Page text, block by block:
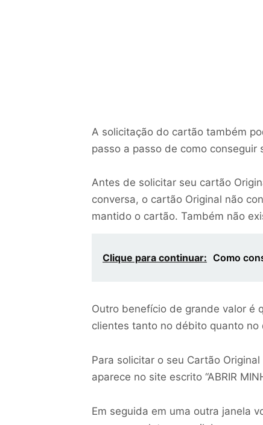
A solicitação do cartão também
passo a passo de como
Antes de solicitar seu cartão
conversa, o cartão Original não
mantido o cartão. Também não
Clique para continuar: Como
Outro benefício de grande valor é
clientes tanto no débito quanto no
Para solicitar o seu Cartão
aparece no site escrito “ABRIR
Em seguida em uma outra janela